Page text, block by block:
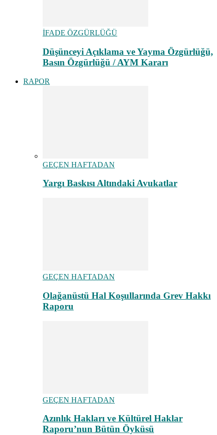
İFADE ÖZGÜRLÜĞÜ
Düşünceyi Açıklama ve Yayma Özgürlüğü,
Basın Özgürlüğü / AYM Kararı
RAPOR
GEÇEN HAFTADAN
Yargı Baskısı Altındaki Avukatlar
GEÇEN HAFTADAN
Olağanüstü Hal Koşullarında Grev Hakkı
Raporu
GEÇEN HAFTADAN
Azınlık Hakları ve Kültürel Haklar
Raporu’nun Bütün Öyküsü